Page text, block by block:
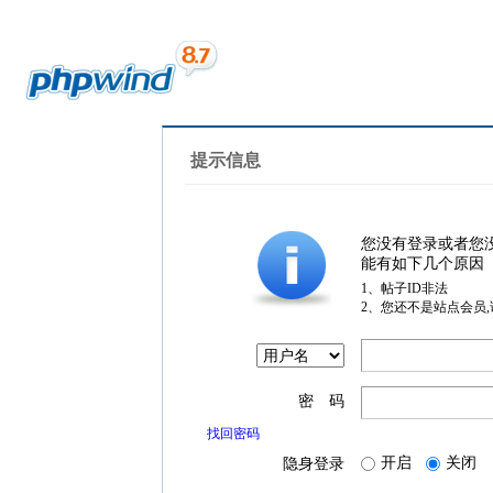
提示信息
您没有登录或者您
能有如下几个原因
1、帖子ID非法
2、您还不是站点会员
密 码
找回密码
隐身登录 开启 关闭